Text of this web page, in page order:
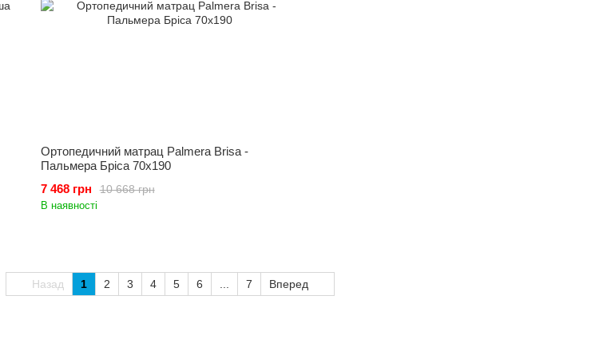
Ортопедичний матрац Palmera Brisa -
Пальмера Бріса 70x190
10 668 грн
7 468 грн
В наявності
Назад 1 2 3 4 5 6 7 Вперед